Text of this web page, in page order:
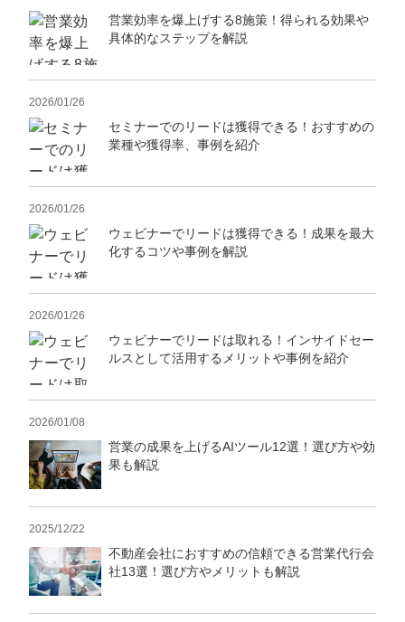
営業効率を爆上げする8施策！得られる効果や
具体的なステップを解説
2026/01/26
セミナーでのリードは獲得できる！おすすめの
業種や獲得率、事例を紹介
2026/01/26
ウェビナーでリードは獲得できる！成果を最大
化するコツや事例を解説
2026/01/26
ウェビナーでリードは取れる！インサイドセー
ルスとして活用するメリットや事例を紹介
2026/01/08
営業の成果を上げるAIツール12選！選び方や効
果も解説
2025/12/22
不動産会社におすすめの信頼できる営業代行会
社13選！選び方やメリットも解説